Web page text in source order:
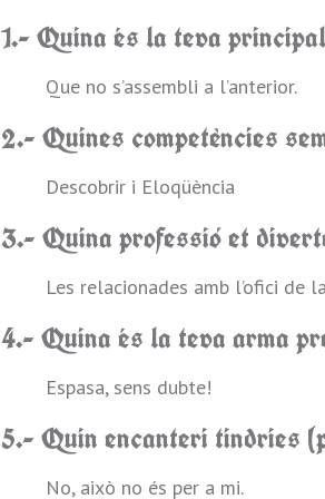
1.- Quina és la teva
Que no s’assembli a l’anterior.
2.- Quines competències
Descobrir i Eloqüència
3.- Quina professió et
Les relacionades amb l’ofici de
4.- Quina és la teva arma
Espasa, sens dubte!
5.- Quin encanteri tindries
No, això no és per a mi.